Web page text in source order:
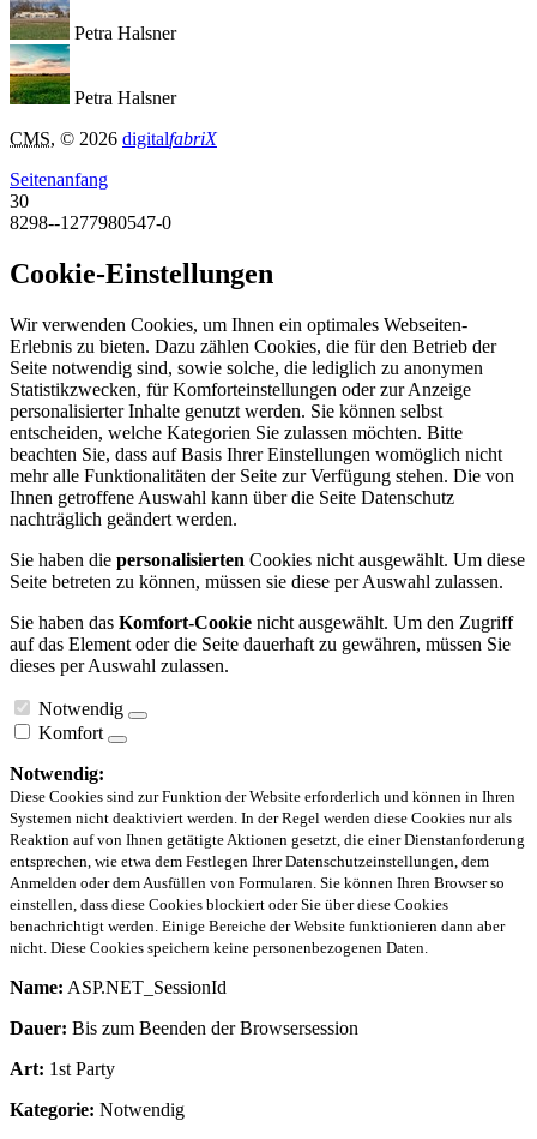
Petra Halsner
Petra Halsner
CMS, © 2026 digitalfabriX
Seitenanfang
30
8298--1277980547-0
Cookie-Einstellungen
Wir verwenden Cookies, um Ihnen ein optimales Webseiten-
Erlebnis zu bieten. Dazu zählen Cookies, die für den Betrieb der
Seite notwendig sind, sowie solche, die lediglich zu anonymen
Statistikzwecken, für Komforteinstellungen oder zur Anzeige
personalisierter Inhalte genutzt werden. Sie können selbst
entscheiden, welche Kategorien Sie zulassen möchten. Bitte
beachten Sie, dass auf Basis Ihrer Einstellungen womöglich nicht
mehr alle Funktionalitäten der Seite zur Verfügung stehen. Die von
Ihnen getroffene Auswahl kann über die Seite Datenschutz
nachträglich geändert werden.
Sie haben die personalisierten Cookies nicht ausgewählt. Um diese
Seite betreten zu können, müssen sie diese per Auswahl zulassen.
Sie haben das Komfort-Cookie nicht ausgewählt. Um den Zugriff
auf das Element oder die Seite dauerhaft zu gewähren, müssen Sie
dieses per Auswahl zulassen.
Notwendig
Komfort
Notwendig:
Diese Cookies sind zur Funktion der Website erforderlich und können in Ihren
Systemen nicht deaktiviert werden. In der Regel werden diese Cookies nur als
Reaktion auf von Ihnen getätigte Aktionen gesetzt, die einer Dienstanforderung
entsprechen, wie etwa dem Festlegen Ihrer Datenschutzeinstellungen, dem
Anmelden oder dem Ausfüllen von Formularen. Sie können Ihren Browser so
einstellen, dass diese Cookies blockiert oder Sie über diese Cookies
benachrichtigt werden. Einige Bereiche der Website funktionieren dann aber
nicht. Diese Cookies speichern keine personenbezogenen Daten.
Name: ASP.NET_SessionId
Dauer: Bis zum Beenden der Browsersession
Art: 1st Party
Kategorie: Notwendig